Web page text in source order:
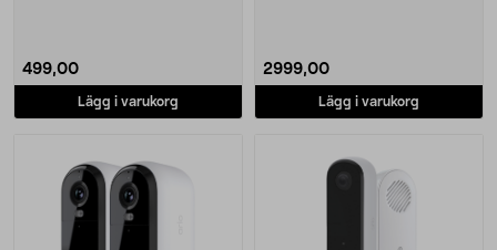
499,00
Lägg i varukorg
2999,00
Lägg i varukorg